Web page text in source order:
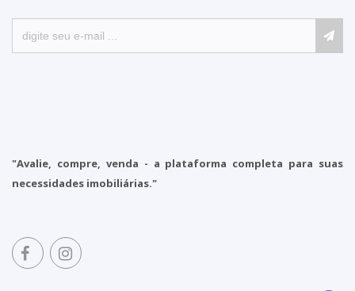
"Avalie, compre, venda - a plataforma completa para suas
necessidades imobiliárias."